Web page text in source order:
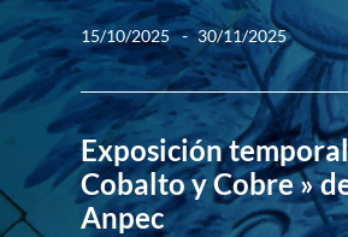
15/10/2025 - 30/11/2025
Exposición
Cobalto y Cobre »
Anpec